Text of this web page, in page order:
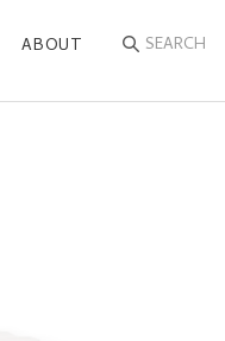
ABOUT SEARCH